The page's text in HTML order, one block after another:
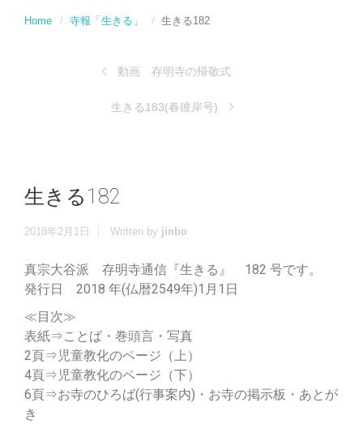
Home 寺報「生きる」 生きる182
動画 存明寺の帰敬式
生きる183(春彼岸号)
生きる182
2018年2月1日 Written by jinbo
真宗大谷派 存明寺通信『生きる』 182 号です。
発行日 2018 年(仏暦2549年)1月1日
≪目次≫
表紙⇒ことば・巻頭言・写真
2頁⇒児童教化のページ（上）
4頁⇒児童教化のページ（下）
6頁⇒お寺のひろば(行事案内)・お寺の掲示板・あとが
き